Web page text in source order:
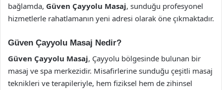
bağlamda, Güven Çayyolu Masaj, sunduğu profesyonel
hizmetlerle rahatlamanın yeni adresi olarak öne çıkmaktadır.
Güven Çayyolu Masaj Nedir?
Güven Çayyolu Masaj, Çayyolu bölgesinde bulunan bir
masaj ve spa merkezidir. Misafirlerine sunduğu çeşitli masaj
teknikleri ve terapileriyle, hem fiziksel hem de zihinsel